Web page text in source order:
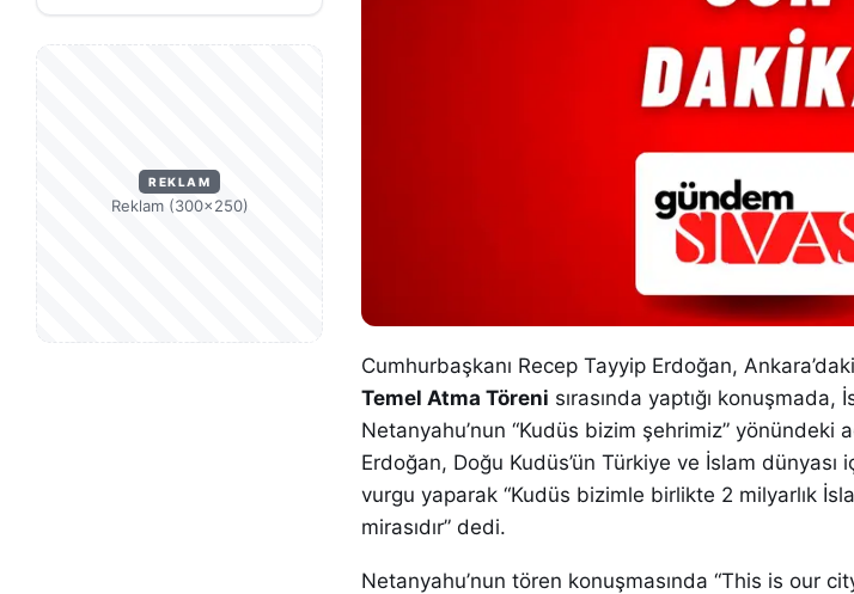
REKLAM
Reklam (300×250)
Cumhurbaşkanı Recep Tayyip Erdoğan, Ankara’daki
Temel Atma Töreni sırasında yaptığı konuşmada,
Netanyahu’nun “Kudüs bizim şehrimiz” yönündeki
Erdoğan, Doğu Kudüs’ün Türkiye ve İslam
vurgu yaparak “Kudüs bizimle birlikte 2 milyarlık
mirasıdır” dedi.
Netanyahu’nun tören konuşmasında “This is our